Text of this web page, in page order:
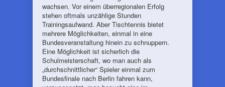
wachsen. Vor einem überregionalen Erfolg
stehen oftmals unzählige Stunden
Trainingsaufwand. Aber Tischtennis bietet
mehrere Möglichkeiten, einmal in eine
Bundesveranstaltung hinein zu schnuppern.
Eine Möglichkeit ist sicherlich die
Schulmeisterschaft, wo man auch als
„durchschnittlicher“ Spieler einmal zum
Bundesfinale nach Berlin fahren kann,